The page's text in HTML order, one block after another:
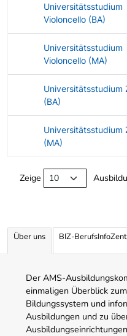
Universitätsstudium
Violoncello (BA)
Universitätsstudium
Violoncello (MA)
Universitätsstudium
(BA)
Universitätsstudium
(MA)
Zeige
Über uns BIZ-
Der AMS-
einmaligen Überblick
Bildungssystem und
Ausbildungen und zu